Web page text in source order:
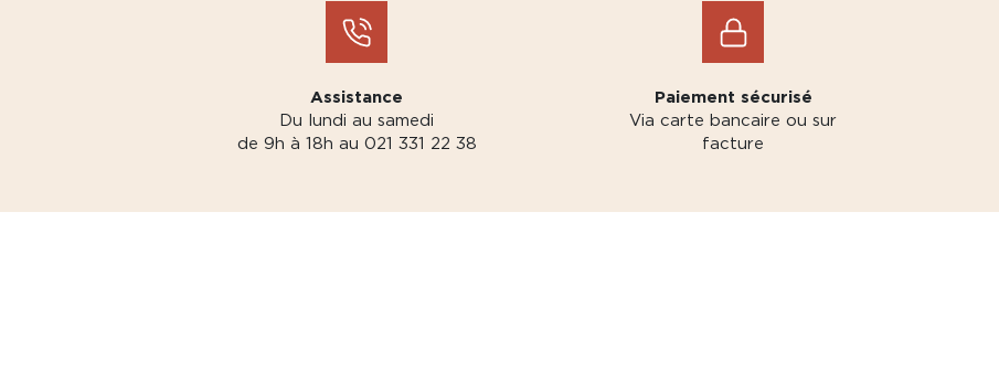
Assistance
Du lundi au samedi
de 9h à 18h au 021 331 22 38
Paiement sécurisé
Via carte bancaire ou sur
facture